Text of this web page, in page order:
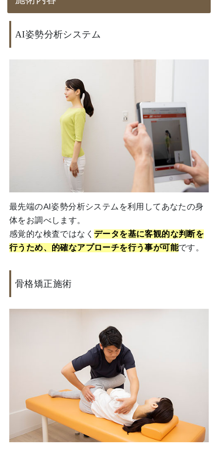
AI姿勢分析システム
最先端のAI姿勢分析システムを利用してあなたの身
体をお調べします。
感覚的な検査ではなく データを基に客観的な判断を
行うため、的確なアプローチを行う事が可能です。
骨格矯正施術